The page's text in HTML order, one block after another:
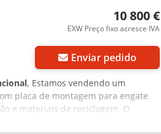
10 800 €
EXW Preço fixo acresce IVA
Enviar pedido
, Estamos vendendo um
placa de montagem para engate
e materiais de reciclagem. O
limpeza de valas! Dentro do ímã